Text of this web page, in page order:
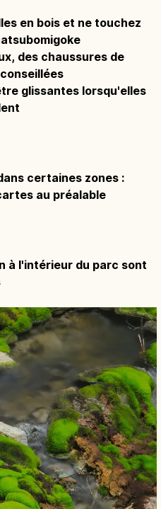
en bois et ne touchez
des chaussures de
glissantes lorsqu'elles
certaines zones :
au préalable
à l'intérieur du parc sont